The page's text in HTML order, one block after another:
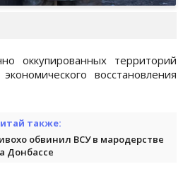
оккупированных территорий
восстановления
также:
обвинил ВСУ в мародерстве
Донбассе